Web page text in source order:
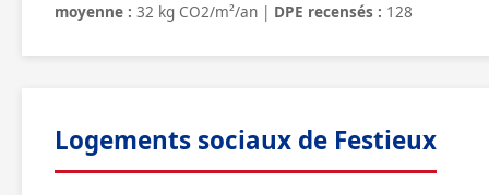
moyenne : 32 kg CO2/m²/an | DPE recensés : 128
Logements sociaux de Festieux